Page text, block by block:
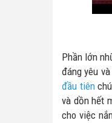
Phần lớn
đáng yêu
đầu tiên
và dồn hết
cho việc